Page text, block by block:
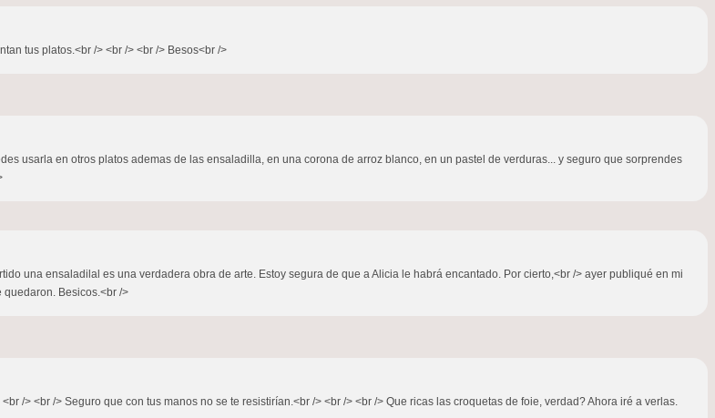
tus platos.<br /> <br /> <br /> Besos<br />
usarla en otros platos ademas de las ensaladilla, en una corona de arroz blanco, en un pastel de verduras... y seguro que sorprendes
una ensaladilal es una verdadera obra de arte. Estoy segura de que a Alicia le habrá encantado. Por cierto,<br /> ayer publiqué en mi
Besicos.<br />
/> <br /> Seguro que con tus manos no se te resistirían.<br /> <br /> <br /> Que ricas las croquetas de foie, verdad? Ahora iré a verlas.